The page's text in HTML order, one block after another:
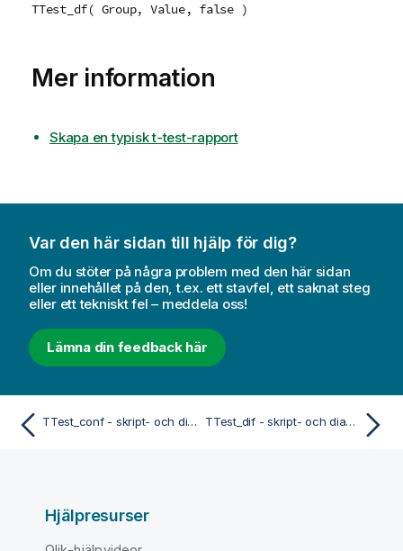
TTest_df( Group, Value, false )
Mer information
Skapa en typisk t-test-rapport
Var den här sidan till hjälp för dig?
Om du stöter på några problem med den här sidan
eller innehållet på den, t.ex. ett stavfel, ett saknat steg
eller ett tekniskt fel – meddela oss!
Lämna din feedback här
TTest_conf - skript- och diagramfunktion TTest_dif - skript- och diagramfunktion
Hjälpresurser